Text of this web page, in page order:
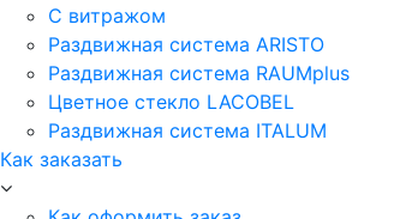
C витражом
Раздвижная система ARISTO
Раздвижная система RAUMplus
Цветное стекло LACOBEL
Раздвижная система ITALUM
Как заказать